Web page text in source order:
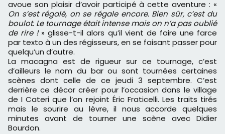
avoue son plaisir d’avoir participé à cette aventure : «
On s’est régalé, on se régale encore. Bien sûr, c’est du
boulot. Le tournage était intense mais on n’a pas oublié
de rire !» glisse-t-il alors qu’il vient de faire une farce
par texto à un des régisseurs, en se faisant passer pour
quelqu’un d’autre.
La macagna est de rigueur sur ce tournage, c’est
d’ailleurs le nom du bar ou sont tournées certaines
scènes dont celle de ce jeudi 3 septembre. C’est
derrière ce décor créer pour l’occasion dans le village
de I Cateri que l’on rejoint Éric Fraticelli. Les traits tirés
mais le sourire au lèvre, il nous accorde quelques
minutes avant de tourner une scène avec Didier
Bourdon.